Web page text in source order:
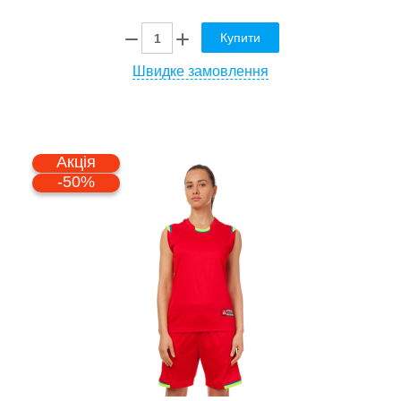
Купити
Швидке замовлення
Акція
-50%